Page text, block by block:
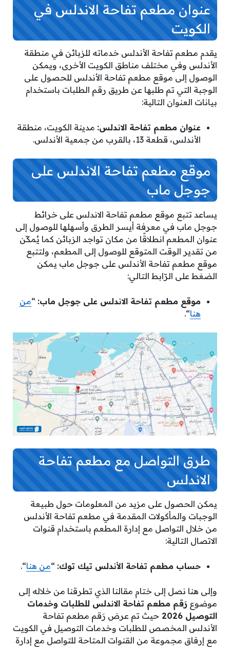
عنوان مطعم تفاحة الاندلس في
الكويت
يقدم مطعم تفاحة الأندلس خدماته للزبائن في منطقة
الأندلس وفي مختلف مناطق الكويت الأخرى، ويمكن
الوصول إلى موقع مطعم تفاحة الأندلس للحصول على
الوجبة التي تم طلبها عن طريق رقم الطلبات باستخدام
بيانات العنوان التالية:
عنوان مطعم تفاحة الاندلس: مدينة الكويت، منطقة
الأندلس، قطعة 13، بالقرب من جمعية الأندلس.
موقع مطعم تفاحة الاندلس على
جوجل ماب
يساعد تتبع موقع مطعم تفاحة الاندلس على خرائط
جوجل ماب في معرفة أيسر الطرق وأسهلها للوصول إلى
عنوان المطعم انطلاقًا من مكان تواجد الزبائن كما يُمكّن
من تقدير الوقت المتوقع للوصول إلى المطعم، ولتتبع
موقع مطعم تفاحة الأندلس على جوجل ماب يمكن
الضغط على الرّابط التالي:
موقع مطعم تفاحة الاندلس على جوجل ماب: “من
هنا“.
طرق التواصل مع مطعم تفاحة
الاندلس
يمكن الحصول على مزيد من المعلومات حول طبيعة
الوجبات والمأكولات المقدمة في مطعم تفاحة الأندلس
من خلال التواصل مع إدارة المطعم باستخدام قنوات
الاتصال التالية:
حساب مطعم تفاحة الأندلس تيك توك: “من هنا“.
وإلى هنا نصل إلى ختام مقالنا الذي تطرقنا من خلاله إلى
موضوع رَقم مطعم تفاحة الاندلس للطلبات وخدمات
التوصيل 2026
حيث تم عرض رَقم مطعم تفاحة
الأندلس المخصص للطلبات وخدمات التوصيل في الكويت
مع إرفاق مجموعة من القنوات المتاحة للتواصل مع إدارة